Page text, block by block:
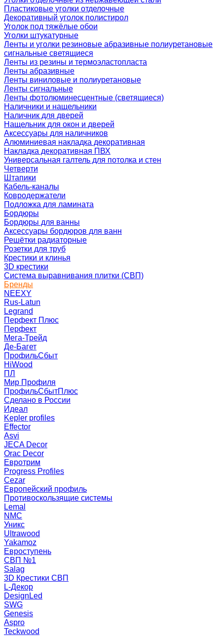
Пластиковые уголки отделочные
Декоративный уголок полистирол
Уголок под тяжёлые обои
Уголки штукатурные
Ленты и уголки резиновые абразивные полиуретановые
сигнальные светящиеся
Ленты из резины и термоэластопласта
Ленты абразивные
Ленты виниловые и полиуретановые
Ленты сигнальные
Ленты фотолюминесцентные (светящиеся)
Наличники и нащельники
Наличник для дверей
Нащельник для окон и дверей
Аксессуары для наличников
Алюминиевая накладка декоративная
Накладка декоративная ПВХ
Универсальная галтель для потолка и стен
Четверти
Штапики
Кабель-каналы
Ковродержатели
Подложка для ламината
Бордюры
Бордюры для ванны
Аксессуары бордюров для ванн
Решётки радиаторные
Розетки для труб
Крестики и клинья
3D крестики
Система выравнивания плитки (СВП)
Бренды
NEEXY
Rus-Latun
Legrand
Перфект Плюс
Перфект
Мега-Трейд
Де-Багет
ПрофильСбыт
HiWood
ПЛ
Мир Профиля
ПрофильСбытПлюс
Сделано в России
Идеал
Kepler profiles
Effector
Asvi
JECA Decor
Orac Decor
Евротрим
Progress Profiles
Cezar
Европейский профиль
Противоскользящие системы
Lemal
NMC
Уникс
Ultrawood
Yakamoz
Евроступень
СВП №1
Salag
3D Крестики СВП
L-Декор
DesignLed
SWG
Genesis
Aspro
Teckwood